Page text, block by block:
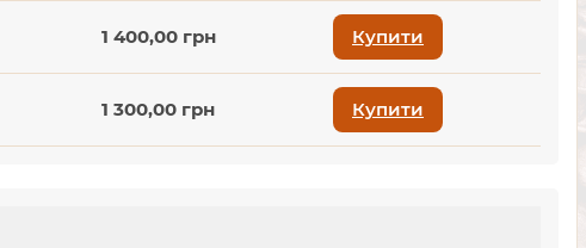
1 400,00 грн Купити
1 300,00 грн Купити